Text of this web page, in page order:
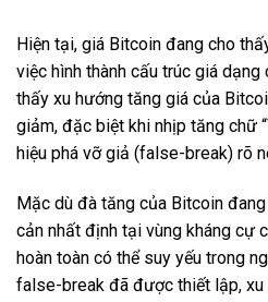
Hiện tại, giá Bitcoin đang cho
việc hình thành cấu trúc giá dạng
thấy xu hướng tăng giá của
giảm, đặc biệt khi nhịp tăng chữ
hiệu phá vỡ giả (false-break) rõ
Mặc dù đà tăng của Bitcoin
cản nhất định tại vùng kháng cự
hoàn toàn có thể suy yếu trong
false-break đã được thiết lập,